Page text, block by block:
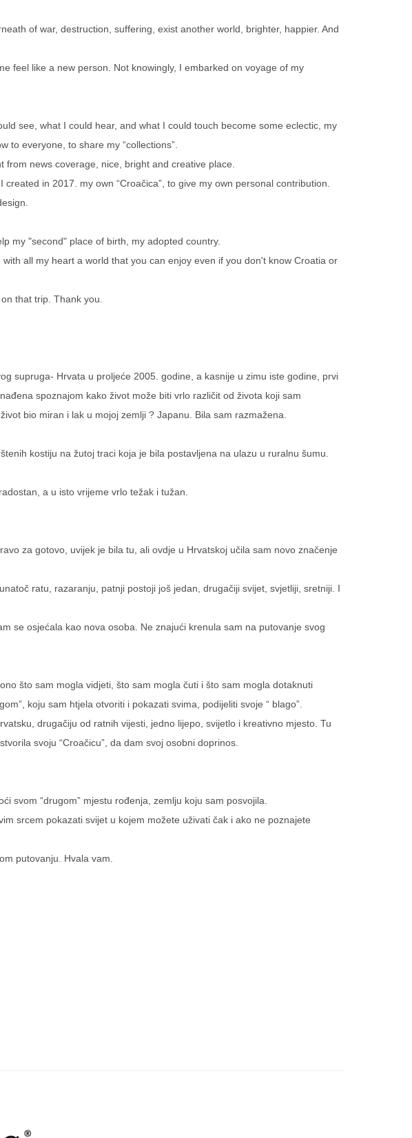
of war, destruction, suffering, exist another world, brighter, happier. And
feel like a new person. Not knowingly, I embarked on voyage of my
see, what I could hear, and what I could touch become some eclectic, my
to everyone, to share my “collections”.
news coverage, nice, bright and creative place.
in 2017. my own “Croačica”, to give my own personal contribution.
my "second" place of birth, my adopted country.
all my heart a world that you can enjoy even if you don't know Croatia or
that trip. Thank you.
supruga- Hrvata u proljeće 2005. godine, a kasnije u zimu iste godine, prvi
spoznajom kako život može biti vrlo različit od života koji sam
bio miran i lak u mojoj zemlji ? Japanu. Bila sam razmažena.
kostiju na žutoj traci koja je bila postavljena na ulazu u ruralnu šumu.
a u isto vrijeme vrlo težak i tužan.
za gotovo, uvijek je bila tu, ali ovdje u Hrvatskoj učila sam novo značenje
ratu, razaranju, patnji postoji još jedan, drugačiji svijet, svjetliji, sretniji. I
se osjećala kao nova osoba. Ne znajući krenula sam na putovanje svog
što sam mogla vidjeti, što sam mogla čuti i što sam mogla dotaknuti
koju sam htjela otvoriti i pokazati svima, podijeliti svoje “ blago”.
drugačiju od ratnih vijesti, jedno lijepo, svijetlo i kreativno mjesto. Tu
svoju “Croačicu”, da dam svoj osobni doprinos.
svom “drugom” mjestu rođenja, zemlju koju sam posvojila.
srcem pokazati svijet u kojem možete uživati čak i ako ne poznajete
putovanju. Hvala vam.